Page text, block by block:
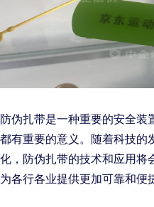
防伪扎带是一种重要的安全装
都有重要的意义。随着科技的
化，防伪扎带的技术和应用将
为各行各业提供更加可靠和便